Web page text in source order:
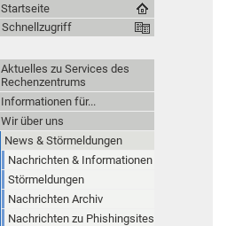
Startseite
Schnellzugriff
Aktuelles zu Services des
Rechenzentrums
Informationen für...
Wir über uns
News & Störmeldungen
Nachrichten & Informationen
Störmeldungen
Nachrichten Archiv
Nachrichten zu Phishingsites